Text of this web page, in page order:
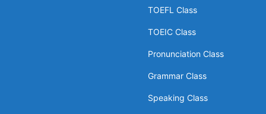
TOEFL Class
TOEIC Class
Pronunciation Class
Grammar Class
Speaking Class